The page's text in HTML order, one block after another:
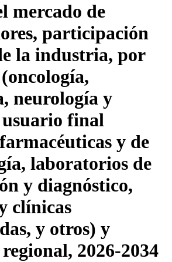
mercado de
participación
la industria, por
neurología y
final
y de
laboratorios de
y diagnóstico,
clínicas
y otros) y
2026-2034